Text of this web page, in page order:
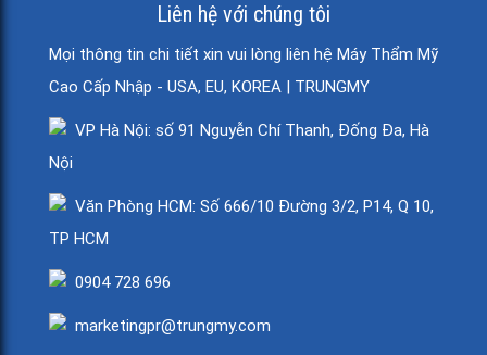
Liên hệ với chúng tôi
Mọi thông tin chi tiết xin vui lòng liên hệ Máy Thẩm Mỹ
Cao Cấp Nhập - USA, EU, KOREA | TRUNGMY
VP Hà Nội: số 91 Nguyễn Chí Thanh, Đống Đa, Hà
Nội
Văn Phòng HCM: Số 666/10 Đường 3/2, P14, Q 10,
TP HCM
0904 728 696
marketingpr@trungmy.com